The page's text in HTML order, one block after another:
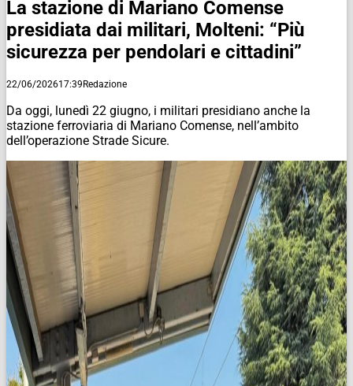
La stazione di Mariano Comense
presidiata dai militari, Molteni: “Più
sicurezza per pendolari e cittadini”
22/06/202617:39Redazione
Da oggi, lunedì 22 giugno, i militari presidiano anche la
stazione ferroviaria di Mariano Comense, nell’ambito
dell’operazione Strade Sicure.